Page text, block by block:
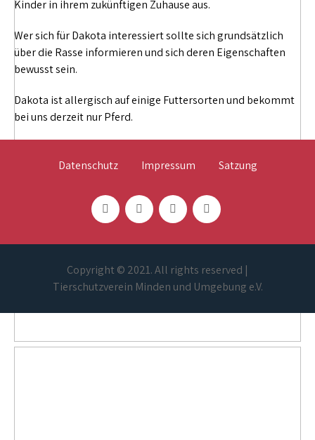
Kinder in ihrem zukünftigen Zuhause aus.
Wer sich für Dakota interessiert sollte sich grundsätzlich
über die Rasse informieren und sich deren Eigenschaften
bewusst sein.
Dakota ist allergisch auf einige Futtersorten und bekommt
bei uns derzeit nur Pferd.
Datenschutz Impressum Satzung
Copyright © 2021. All rights reserved |
Tierschutzverein Minden und Umgebung e.V.